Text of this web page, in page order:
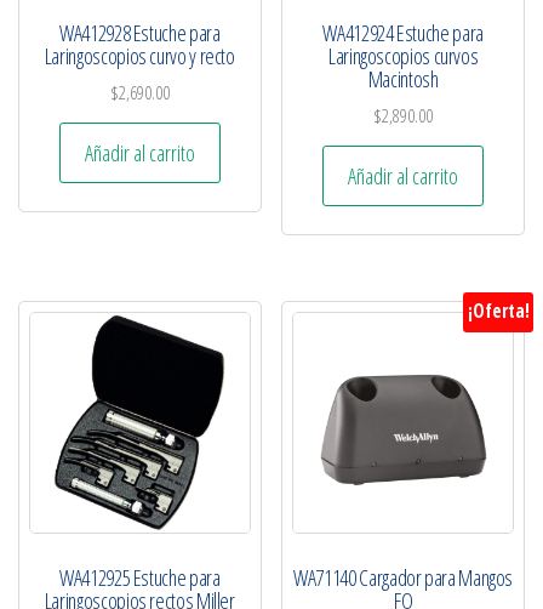
WA412928 Estuche para
Laringoscopios curvo y recto
$2,690.00
Añadir al carrito
WA412924 Estuche para
Laringoscopios curvos
Macintosh
$2,890.00
Añadir al carrito
WA412925 Estuche para
Laringoscopios rectos Miller
¡Oferta!
WA71140 Cargador para Mangos
FO